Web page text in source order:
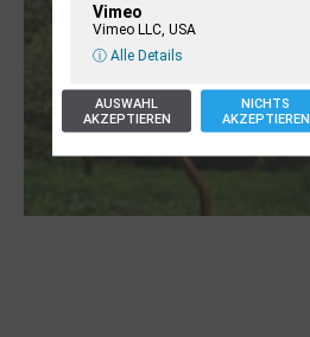
Vimeo
Vimeo LLC, USA
ⓘ Alle Details
AUSWAHL
AKZEPTIEREN
NICHTS
AKZEPTIEREN